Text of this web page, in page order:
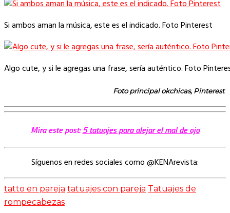
Si ambos aman la música, este es el indicado. Foto Pinterest
Algo cute, y si le agregas una frase, sería auténtico. Foto
Foto principalokchicas, Pinterest
Mira este post:5 tatuajes para alejar el mal de ojo
Síguenos en redes sociales como @KENArevista:
tatto en pareja tatuajes con pareja Tatuajes de
rompecabezas